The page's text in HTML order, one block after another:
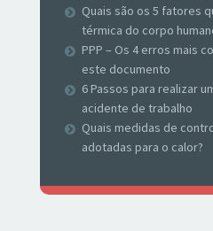
Quais são os 5 fatores
térmica do corpo
PPP – Os 4 erros mais
este documento
6 Passos para realizar
acidente de trabalho
Quais medidas de
adotadas para o calor?